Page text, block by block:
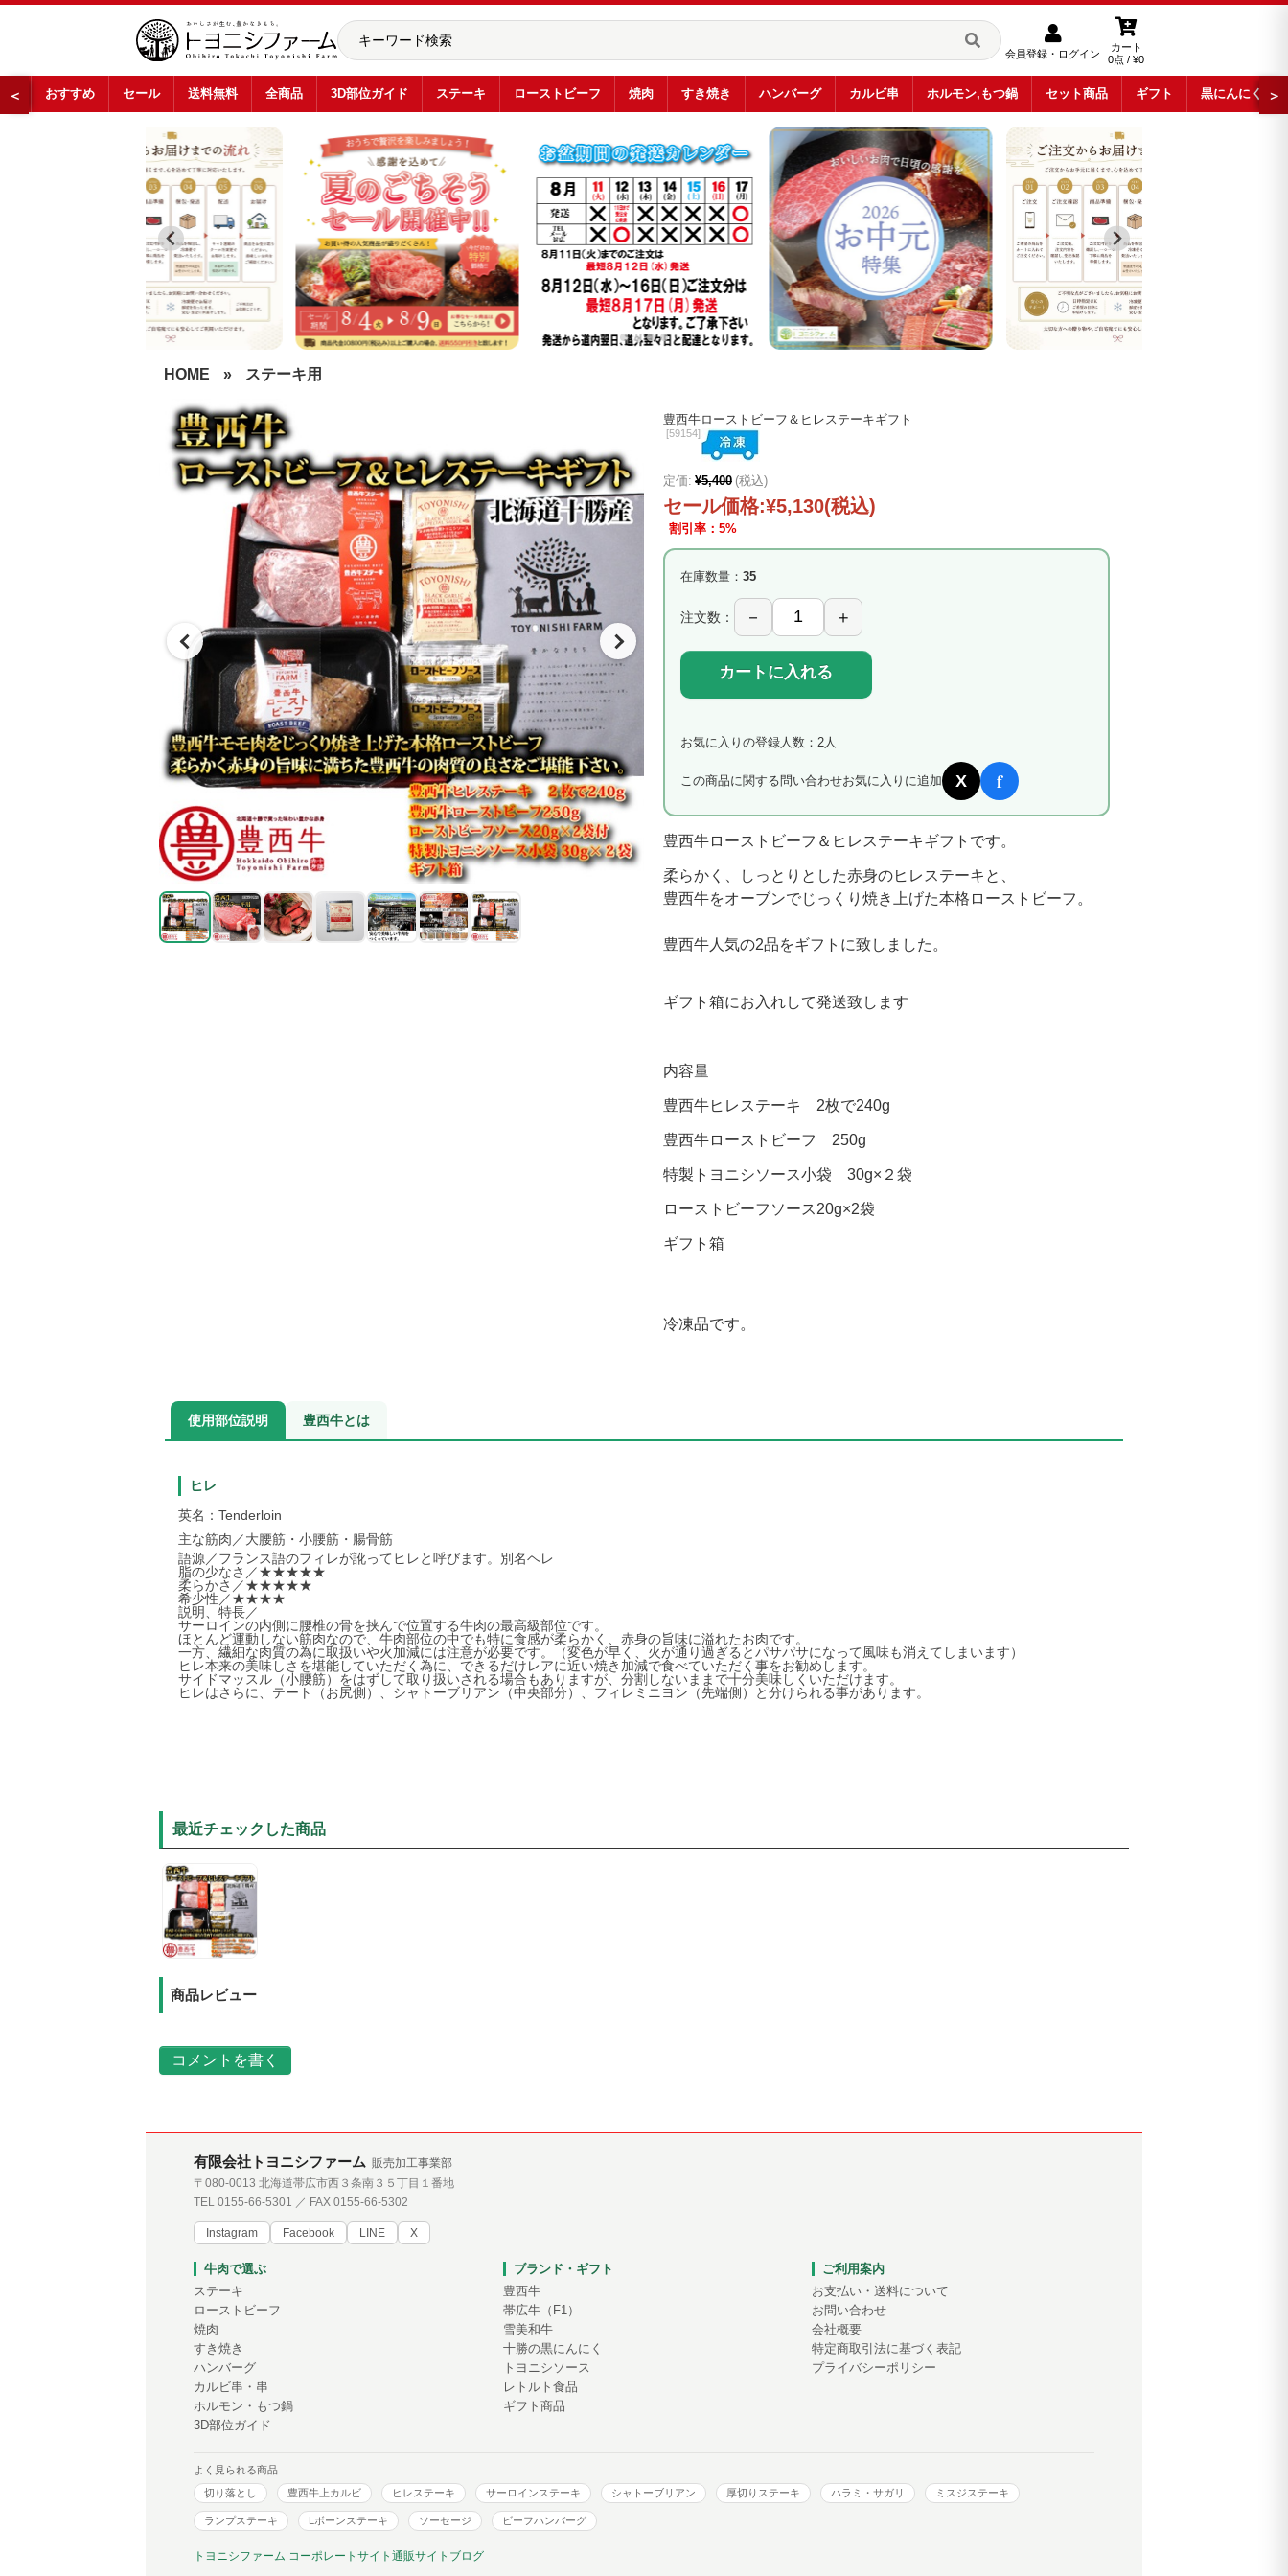
会員登録・ログイン
カート
0点 / ¥0
＜ おすすめ セール 送料無料 全商品 3D部位ガイド ステーキ ローストビーフ 焼肉 すき焼き ハンバーグ カルビ串 ホルモン,もつ鍋 セット商品 ギフト 黒にんにく ＞
HOME » ステーキ用
豊西牛ローストビーフ＆ヒレステーキギフト
[59154]
定価: ¥5,400 (税込)
セール価格:¥5,130(税込)
割引率：5%
在庫数量： 35
注文数：
カートに入れる
お気に入りの登録人数：2人
この商品に関する問い合わせお気に入りに追加 X f
豊西牛ローストビーフ＆ヒレステーキギフトです。
柔らかく、しっとりとした赤身のヒレステーキと、
豊西牛をオーブンでじっくり焼き上げた本格ローストビーフ。
豊西牛人気の2品をギフトに致しました。
ギフト箱にお入れして発送致します
内容量
豊西牛ヒレステーキ 2枚で240g
豊西牛ローストビーフ 250g
特製トヨニシソース小袋 30g×２袋
ローストビーフソース20g×2袋
ギフト箱
冷凍品です。
使用部位説明 豊西牛とは
ヒレ
英名：Tenderloin
主な筋肉／大腰筋・小腰筋・腸骨筋
語源／フランス語のフィレが訛ってヒレと呼びます。別名ヘレ
脂の少なさ／★★★★★
柔らかさ／★★★★★
希少性／★★★★
説明、特長／
サーロインの内側に腰椎の骨を挟んで位置する牛肉の最高級部位です。
ほとんど運動しない筋肉なので、牛肉部位の中でも特に食感が柔らかく、赤身の旨味に溢れたお肉です。
一方、繊細な肉質の為に取扱いや火加減には注意が必要です。（変色が早く、火が通り過ぎるとパサパサになって風味も消えてしまいます）
ヒレ本来の美味しさを堪能していただく為に、できるだけレアに近い焼き加減で食べていただく事をお勧めします。
サイドマッスル（小腰筋）をはずして取り扱いされる場合もありますが、分割しないままで十分美味しくいただけます。
ヒレはさらに、テート（お尻側）、シャトーブリアン（中央部分）、フィレミニヨン（先端側）と分けられる事があります。
最近チェックした商品
商品レビュー
コメントを書く
有限会社トヨニシファーム 販売加工事業部
〒080-0013 北海道帯広市西３条南３５丁目１番地
TEL 0155-66-5301 ／ FAX 0155-66-5302
Instagram Facebook LINE X
牛肉で選ぶ
ステーキ
ローストビーフ
焼肉
すき焼き
ハンバーグ
カルビ串・串
ホルモン・もつ鍋
3D部位ガイド
ブランド・ギフト
豊西牛
帯広牛（F1）
雪美和牛
十勝の黒にんにく
トヨニシソース
レトルト食品
ギフト商品
ご利用案内
お支払い・送料について
お問い合わせ
会社概要
特定商取引法に基づく表記
プライバシーポリシー
よく見られる商品
切り落とし
豊西牛上カルビ ヒレステーキ サーロインステーキ シャトーブリアン 厚切りステーキ ハラミ・サガリ ミスジステーキ
ランプステーキ Lボーンステーキ ソーセージ ビーフハンバーグ
トヨニシファーム コーポレートサイト 通販サイトブログ